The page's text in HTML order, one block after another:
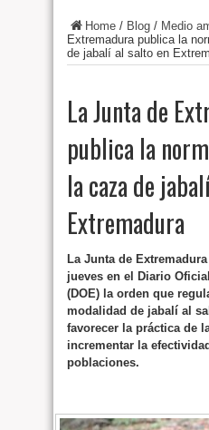
Home / Blog / Medio
Extremadura publica la
de jabalí al salto en
La Junta de
publica la
la caza de
Extremadura
La Junta de
jueves en el Diario
(DOE) la orden que
modalidad de jabalí al
favorecer la práctica de
incrementar la
poblaciones.